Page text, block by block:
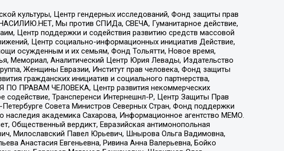
культуры, Центр гендерных исследований, Фонд защиты прав
НАСИЛИЮ.НЕТ, Мы против СПИДа, СВЕЧА, Гуманитарное действие,
Центр поддержки и содействия развитию средств массовой
Центр социально-информационных инициатив Действие,
осужденным и их семьям, Фонд Тольятти, Новое время,
Мемориал, Аналитический Центр Юрия Левады, Издательство
Женщины Евразии, Институт прав человека, Фонд защиты
гражданских инициатив и социального партнерства,
ПО ПРАВАМ ЧЕЛОВЕКА, Центр развития некоммерческих
содействие, Трансперенси Интернешнл-Р, Центр Защиты Прав
Совета Министров Северных Стран, Фонд поддержки
академика Сахарова, Информационное агентство МЕМО.
Общественный вердикт, Евразийская антимонопольная
Милославский Павел Юрьевич, Шнырова Ольга Вадимовна,
Анастасия Евгеньевна, Ривина Анна Валерьевна, Бойко